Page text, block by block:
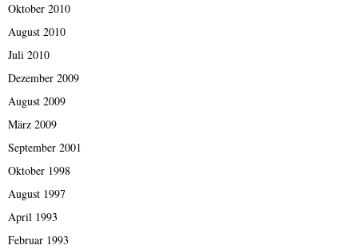
Oktober 2010
August 2010
Juli 2010
Dezember 2009
August 2009
März 2009
September 2001
Oktober 1998
August 1997
April 1993
Februar 1993